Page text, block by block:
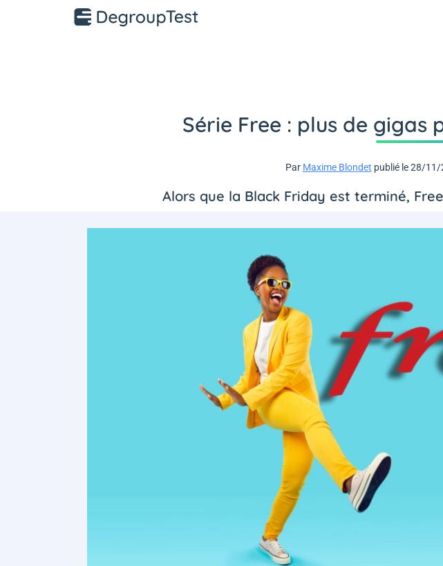
Série Free : plus de gigas
Par Maxime Blondet publié le 28/
Alors que la Black Friday est terminé,